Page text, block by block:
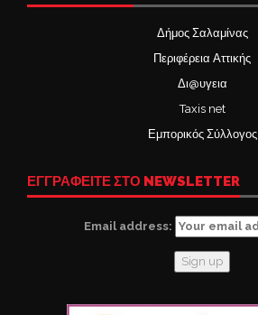
Δήμος Σαλαμίνας
Περιφέρεια Αττικής
Δι@υγεια
Taxis net
Εμπορικός Σύλλογος
ΕΓΓΡΑΦΕΙΤΕ ΣΤΟ NEWSLETTER
Email address: